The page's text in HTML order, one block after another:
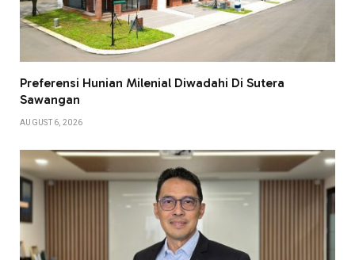
Preferensi Hunian Milenial Diwadahi Di Sutera
Sawangan
AUGUST 6, 2026